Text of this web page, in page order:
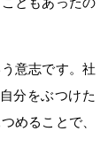
意志です。社
分をぶつけた
めることで、